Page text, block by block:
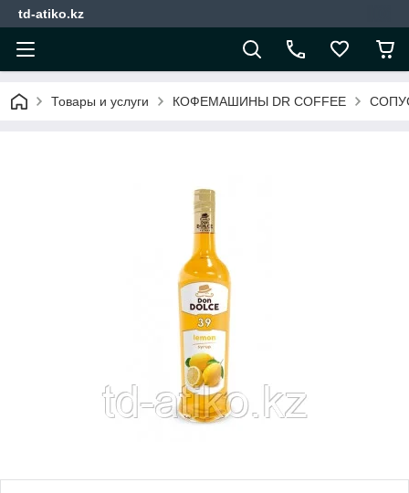
td-atiko.kz
Товары и услуги КОФЕМАШИНЫ DR COFFEE